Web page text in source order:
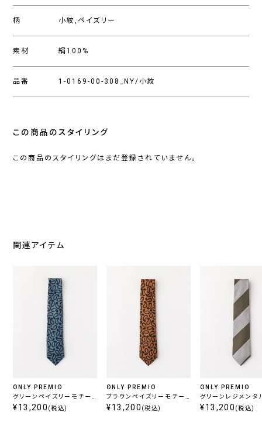
柄 小紋,ペイズリー
素材 絹100%
品番 1-0169-00-308_NY/小紋
この商品のスタイリング
この商品のスタイリングはまだ登録されていません。
関連アイテム
ONLY PREMIO
グリーンペイズリーモチー
フタイ
¥13,200 (税込)
ONLY PREMIO
ブラウンペイズリーモチー
フタイ
¥13,200 (税込)
ONLY PREMIO
グリーンレジメンタ
イプタイ
¥13,200 (税込)